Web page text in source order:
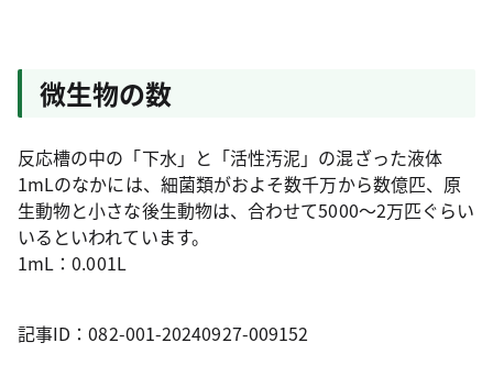
微生物の数
反応槽の中の「下水」と「活性汚泥」の混ざった液体
1mLのなかには、細菌類がおよそ数千万から数億匹、原
生動物と小さな後生動物は、合わせて5000～2万匹ぐらい
いるといわれています。
1mL：0.001L
記事ID：082-001-20240927-009152